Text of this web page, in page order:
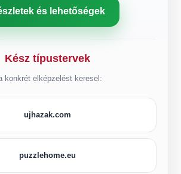
és lehetőségek
Kész típustervek
konkrét elképzelést keresel:
ujhazak.com
puzzlehome.eu